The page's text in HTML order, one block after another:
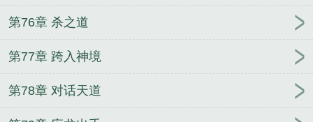
第76章 杀之道
第77章 跨入神境
第78章 对话天道